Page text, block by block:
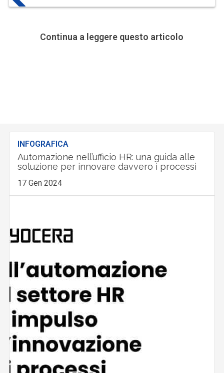
Continua a leggere questo articolo
INFOGRAFICA
Automazione nell’ufficio HR: una guida alle
soluzione per innovare davvero i processi
17 Gen 2024